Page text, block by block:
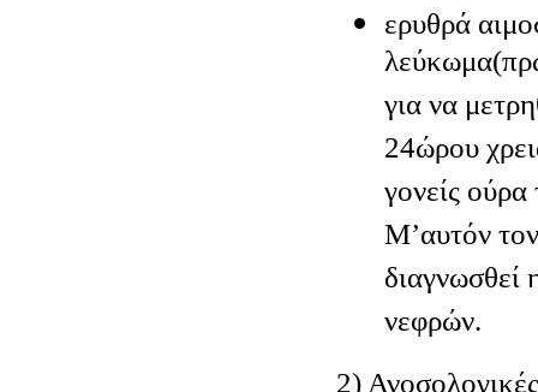
ερυθρά
για να
24ώρου
γονείς
Μ’αυτόν
νεφρών.
2)